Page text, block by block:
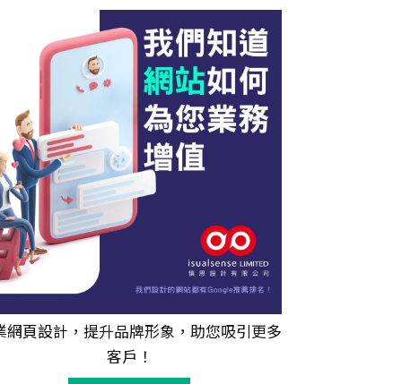
網頁設計 ，提升品牌形象，助您吸引更多
客戶！